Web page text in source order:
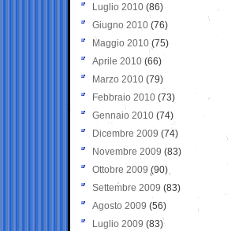
Luglio 2010 (86)
Giugno 2010 (76)
Maggio 2010 (75)
Aprile 2010 (66)
Marzo 2010 (79)
Febbraio 2010 (73)
Gennaio 2010 (74)
Dicembre 2009 (74)
Novembre 2009 (83)
Ottobre 2009 (90)
Settembre 2009 (83)
Agosto 2009 (56)
Luglio 2009 (83)